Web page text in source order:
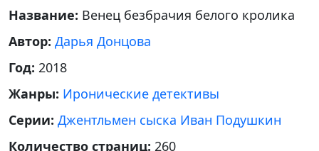
Название: Венец безбрачия белого кролика
Автор: Дарья Донцова
Год: 2018
Жанры: Иронические детективы
Серии: Джентльмен сыска Иван Подушкин
Количество страниц: 260